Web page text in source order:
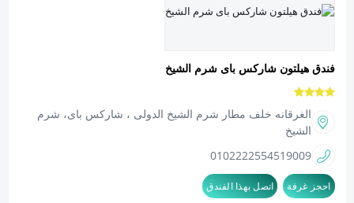
فندق هيلتون شاركس باى شرم الشيخ
الغرقانه خلف مطار شرم الشيخ الدولى ، شاركس باى، شرم
الشيخ
19009
01022225545
احجز غرفة اتصل بهذا الفندق